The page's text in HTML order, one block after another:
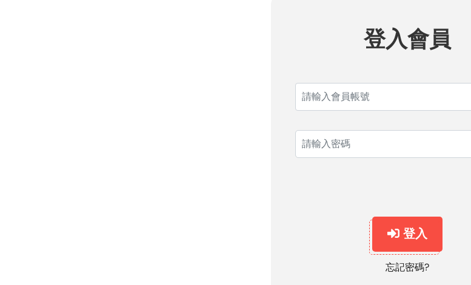
登入會員
登入
忘記密碼?